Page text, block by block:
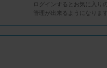
ログインするとお気に入り
管理が出来るようになりま